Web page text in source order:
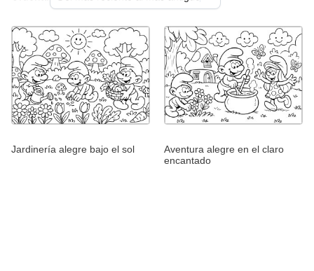
Jardinería alegre bajo el sol
Aventura alegre en el claro
encantado